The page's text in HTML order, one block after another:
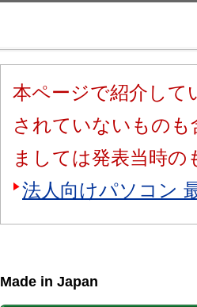
本ページで紹介して
されていないもの
ましては発表当時の
法人向けパソコン
Made in Japan